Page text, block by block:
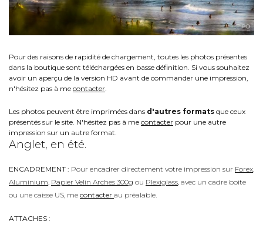
Pour des raisons de rapidité de chargement, toutes les photos présentes
dans la boutique sont téléchargées en basse définition. Si vous souhaitez
avoir un aperçu de la version HD avant de commander une impression,
n'hésitez pas à me contacter
Les photos peuvent être imprimées dans d'autres formats que ceux
présentés sur le site. N'hésitez pas à me contacter pour une autre
impression sur un autre format.
Anglet, en été.
ENCADREMENT : Pour encadrer directement votre impression sur Forex
Aluminium Papier Velin Arches 300g ou Plexiglass , avec un cadre boite
ou une caisse US, me contacter au préalable.
ATTACHES :